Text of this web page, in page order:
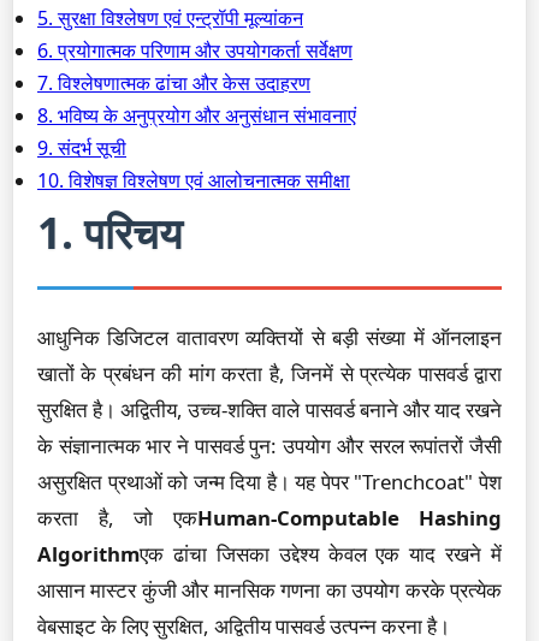
5. सुरक्षा विश्लेषण एवं एन्ट्रॉपी मूल्यांकन
6. प्रयोगात्मक परिणाम और उपयोगकर्ता सर्वेक्षण
7. विश्लेषणात्मक ढांचा और केस उदाहरण
8. भविष्य के अनुप्रयोग और अनुसंधान संभावनाएं
9. संदर्भ सूची
10. विशेषज्ञ विश्लेषण एवं आलोचनात्मक समीक्षा
1. परिचय
आधुनिक डिजिटल वातावरण व्यक्तियों से बड़ी संख्या में ऑनलाइन
खातों के प्रबंधन की मांग करता है, जिनमें से प्रत्येक पासवर्ड द्वारा
सुरक्षित है। अद्वितीय, उच्च-शक्ति वाले पासवर्ड बनाने और याद रखने
के संज्ञानात्मक भार ने पासवर्ड पुन: उपयोग और सरल रूपांतरों जैसी
असुरक्षित प्रथाओं को जन्म दिया है। यह पेपर "Trenchcoat" पेश
करता है, जो एकHuman-Computable Hashing
Algorithmएक ढांचा जिसका उद्देश्य केवल एक याद रखने में
आसान मास्टर कुंजी और मानसिक गणना का उपयोग करके प्रत्येक
वेबसाइट के लिए सुरक्षित, अद्वितीय पासवर्ड उत्पन्न करना है।